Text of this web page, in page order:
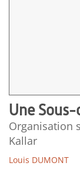
Une
Organisation
Kallar
Louis DUMONT